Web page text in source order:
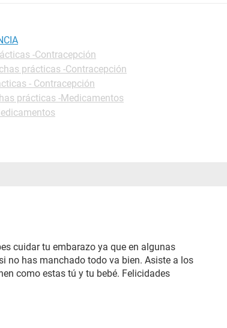
-Contracepción
prácticas -Contracepción
- Contracepción
prácticas -Medicamentos
cuidar tu embarazo ya que en algunas
no has manchado todo va bien. Asiste a los
como estas tú y tu bebé. Felicidades